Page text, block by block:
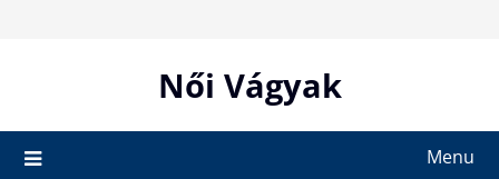
Női Vágyak
Menu